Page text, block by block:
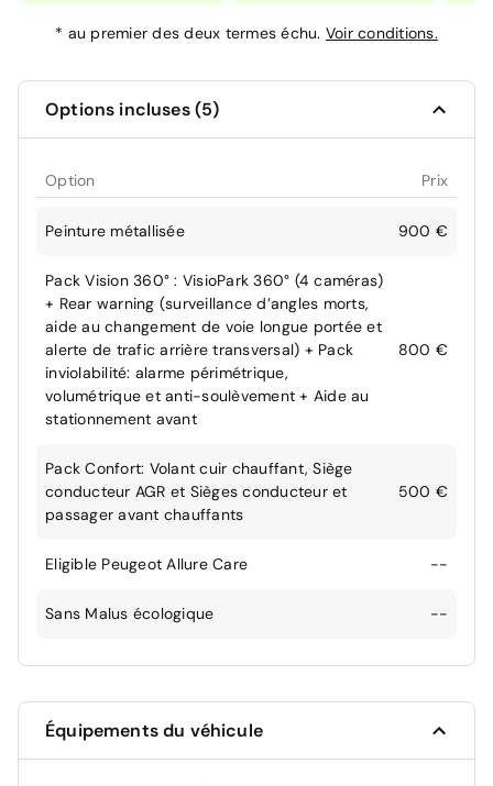
* au premier des deux termes échu. Voir conditions.
Options incluses (5)
Option Prix
Peinture métallisée 900 €
Pack Vision 360° : VisioPark 360° (4 caméras)
+ Rear warning (surveillance d’angles morts,
aide au changement de voie longue portée et
alerte de trafic arrière transversal) + Pack
inviolabilité: alarme périmétrique,
volumétrique et anti-soulèvement + Aide au
stationnement avant
800 €
Pack Confort: Volant cuir chauffant, Siège
conducteur AGR et Sièges conducteur et
passager avant chauffants
500 €
Eligible Peugeot Allure Care --
Sans Malus écologique --
Équipements du véhicule